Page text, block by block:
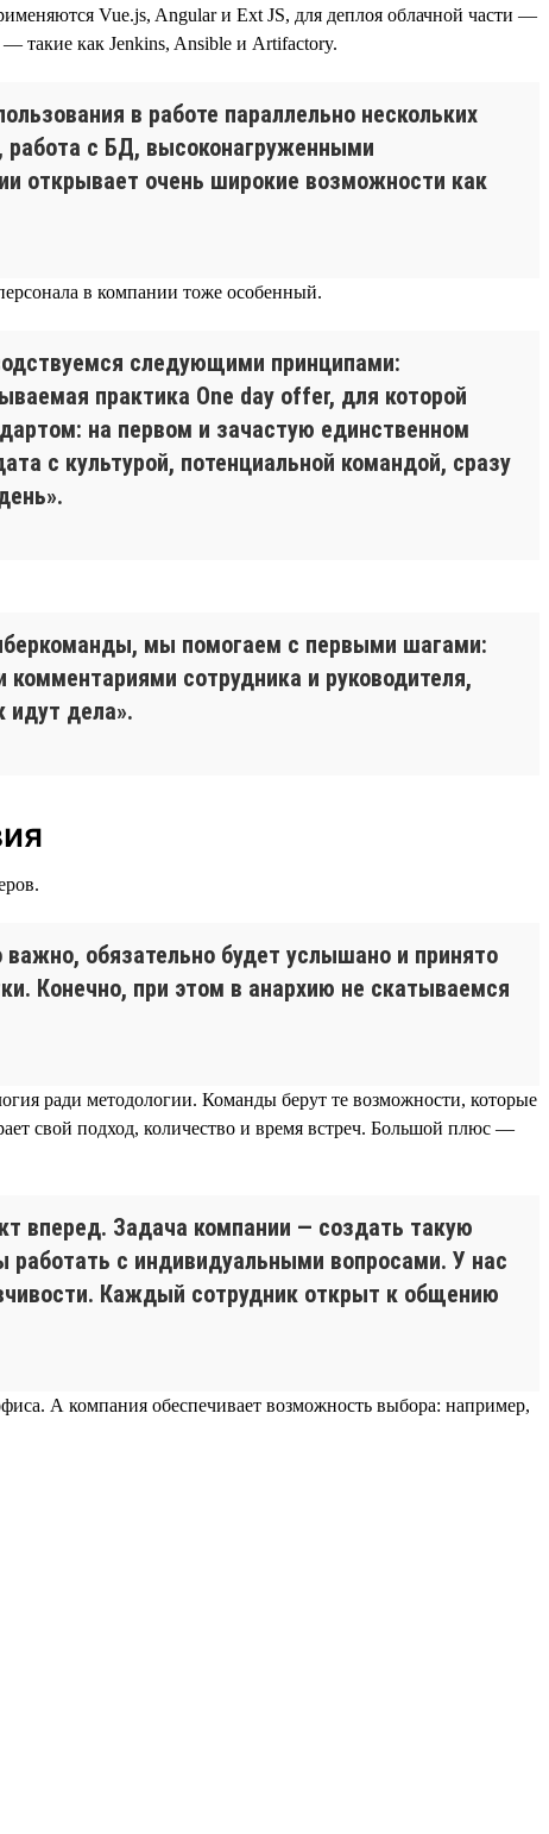
Vue.js, Angular и Ext JS, для деплоя облачной части —
такие как Jenkins, Ansible и Artifactory.
в работе параллельно нескольких
работа с БД, высоконагруженными
открывает очень широкие возможности как
в компании тоже особенный.
следующими принципами:
практика One day offer, для которой
на первом и зачастую единственном
с культурой, потенциальной командой, сразу
мы помогаем с первыми шагами:
сотрудника и руководителя,
идут дела».
обязательно будет услышано и принято
Конечно, при этом в анархию не скатываемся
ради методологии. Команды берут те возможности, которые
свой подход, количество и время встреч. Большой плюс —
вперед. Задача компании — создать такую
с индивидуальными вопросами. У нас
Каждый сотрудник открыт к общению
А компания обеспечивает возможность выбора: например,